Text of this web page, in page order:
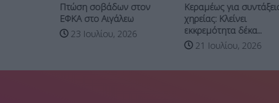
Πτώση σοβάδων στον
ΕΦΚΑ στο Αιγάλεω
23 Ιουλίου, 2026
Κεραμέως για συντάξεις
χηρείας: Κλείνει
εκκρεμότητα δέκα...
21 Ιουλίου, 2026